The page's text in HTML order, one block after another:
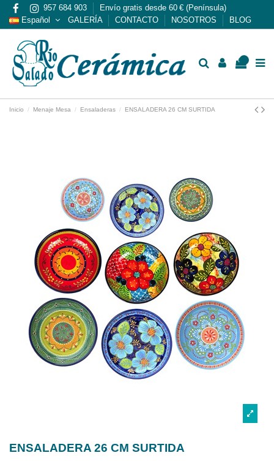
957 684 903
Envío gratis desde 60 € (Península)
Español
GALERÍA CONTACTO NOSOTROS BLOG
Inicio Menaje Mesa Ensaladeras ENSALADERA 26 CM SURTIDA
ENSALADERA 26 CM SURTIDA